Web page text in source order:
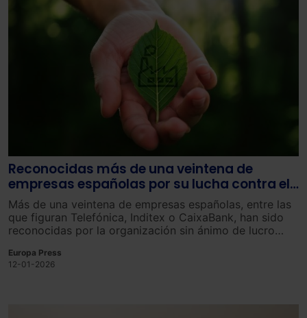
Reconocidas más de una veintena de
empresas españolas por su lucha contra el
cambio climático
Más de una veintena de empresas españolas, entre las
que figuran Telefónica, Inditex o CaixaBank, han sido
reconocidas por la organización sin ánimo de lucro
líderes a nivel mundial en materia de sostenibilidad, que
forman parte de su Lista ‘A’, correspondiente a 2025.
Europa Press
12-01-2026